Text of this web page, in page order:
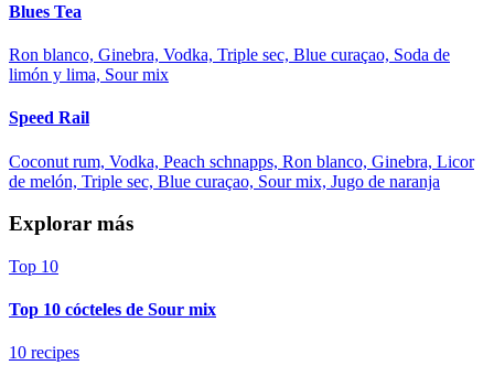
Blues Tea
Ron blanco, Ginebra, Vodka, Triple sec, Blue curaçao, Soda de
limón y lima, Sour mix
Speed Rail
Coconut rum, Vodka, Peach schnapps, Ron blanco, Ginebra, Licor
de melón, Triple sec, Blue curaçao, Sour mix, Jugo de naranja
Explorar más
Top 10
Top 10 cócteles de Sour mix
10 recipes